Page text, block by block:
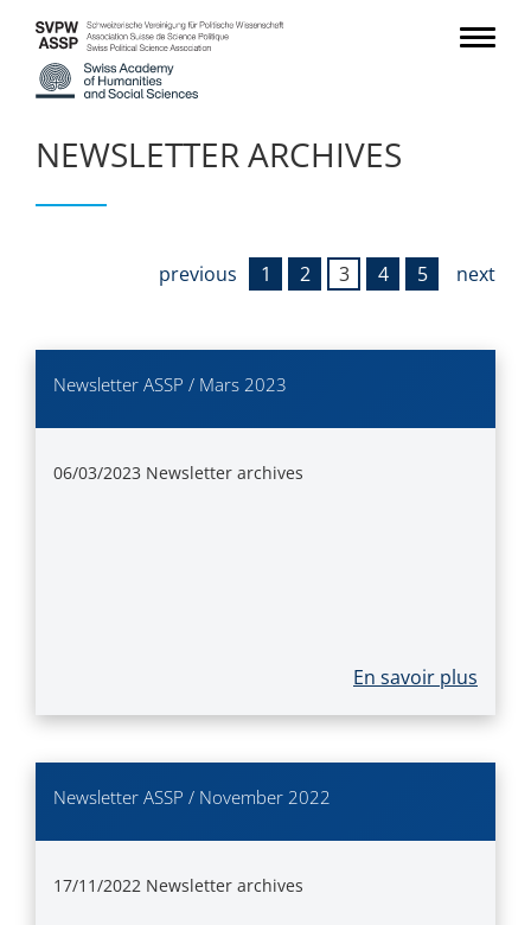
NEWSLETTER ARCHIVES
previous 1 2 3 4 5 next
Newsletter ASSP / Mars 2023
06/03/2023 Newsletter archives
En savoir plus
Newsletter ASSP / November 2022
17/11/2022 Newsletter archives